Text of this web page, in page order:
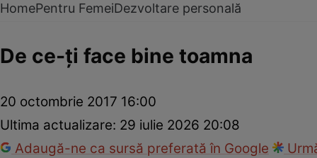
HomePentru FemeiDezvoltare personală
De ce-ţi face bine toamna
20 octombrie 2017 16:00
Ultima actualizare: 29 iulie 2026 20:08
Adaugă-ne ca sursă preferată în Google